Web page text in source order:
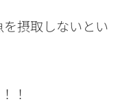
摂取しないとい
！